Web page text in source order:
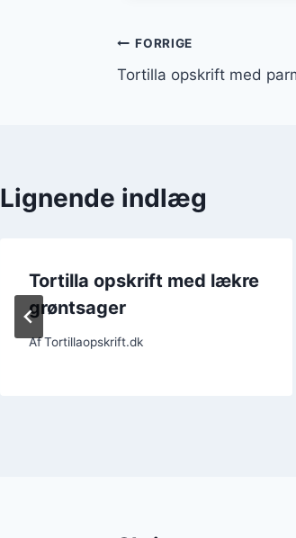
FORRIGE
Tortilla opskrift med
Lignende indlæg
Tortilla opskrift med lækre
grøntsager
AfTortillaopskrift.dk